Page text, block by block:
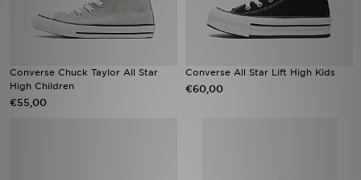
Converse Chuck Taylor All Star
High Children
€55,00
Converse All Star Lift High Kids
€60,00